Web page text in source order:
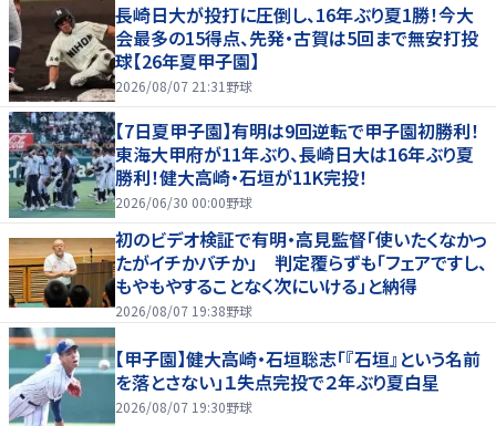
長崎日大が投打に圧倒し、16年ぶり夏1勝！今大
会最多の15得点、先発・古賀は5回まで無安打投
球【26年夏甲子園】
2026/08/07 21:31野球
【7日夏甲子園】有明は9回逆転で甲子園初勝利！
東海大甲府が11年ぶり、長崎日大は16年ぶり夏
勝利！健大高崎・石垣が11K完投！
2026/06/30 00:00野球
初のビデオ検証で有明・高見監督「使いたくなかっ
たがイチかバチか」 判定覆らずも「フェアですし、
もやもやすることなく次にいける」と納得
2026/08/07 19:38野球
【甲子園】健大高崎・石垣聡志「『石垣』という名前
を落とさない」１失点完投で２年ぶり夏白星
2026/08/07 19:30野球